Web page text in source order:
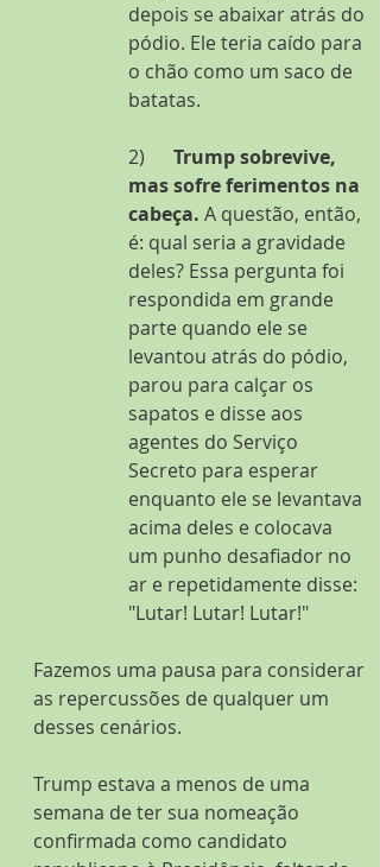
depois se abaixar atrás do
pódio. Ele teria caído para
o chão como um saco de
batatas.
2) Trump sobrevive,
mas sofre ferimentos na
cabeça. A questão, então,
é: qual seria a gravidade
deles? Essa pergunta foi
respondida em grande
parte quando ele se
levantou atrás do pódio,
parou para calçar os
sapatos e disse aos
agentes do Serviço
Secreto para esperar
enquanto ele se levantava
acima deles e colocava
um punho desafiador no
ar e repetidamente disse:
"Lutar! Lutar! Lutar!"
Fazemos uma pausa para considerar
as repercussões de qualquer um
desses cenários.
Trump estava a menos de uma
semana de ter sua nomeação
confirmada como candidato